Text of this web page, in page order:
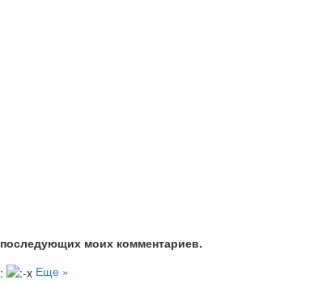
моих комментариев.
Еще »